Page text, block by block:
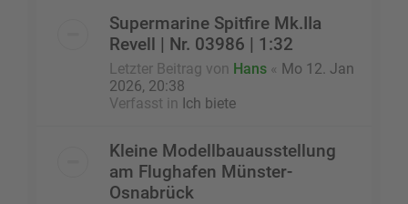
Supermarine Spitfire Mk.IIa
Revell | Nr. 03986 | 1:32
Letzter Beitrag von Hans « Mo 12. Jan
2026, 20:38
Verfasst in Ich biete
Kleine Modellbauausstellung
am Flughafen Münster-
Osnabrück